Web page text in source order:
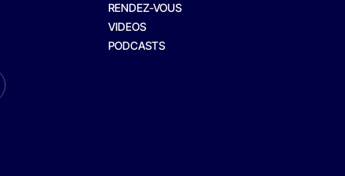
RENDEZ-VOUS
VIDEOS
PODCASTS